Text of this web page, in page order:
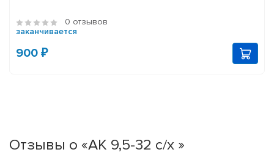
0 отзывов
заканчивается
900 ₽
Отзывы о «АК 9,5-32 с/х »